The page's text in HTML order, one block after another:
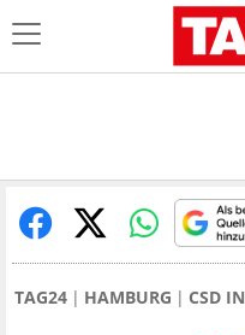
TAG24 HAMBURG CSD